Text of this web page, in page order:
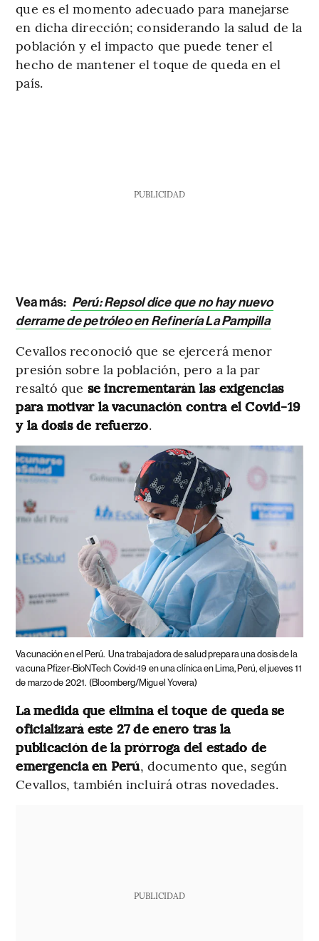
que es el momento adecuado para manejarse
en dicha dirección; considerando la salud de la
población y el impacto que puede tener el
hecho de mantener el toque de queda en el
país.
PUBLICIDAD
Vea más: Perú: Repsol dice que no hay nuevo
derrame de petróleo en Refinería La Pampilla
Cevallos reconoció que se ejercerá menor
presión sobre la población, pero a la par
resaltó que se incrementarán las exigencias
para motivar la vacunación contra el Covid-19
y la dosis de refuerzo.
Vacunación en el Perú. Una trabajadora de salud prepara una dosis de la
vacuna Pfizer-BioNTech Covid-19 en una clínica en Lima, Perú, el jueves 11
de marzo de 2021. (Bloomberg/Miguel Yovera)
La medida que elimina el toque de queda se
oficializará este 27 de enero tras la
publicación de la prórroga del estado de
emergencia en Perú, documento que, según
Cevallos, también incluirá otras novedades.
PUBLICIDAD